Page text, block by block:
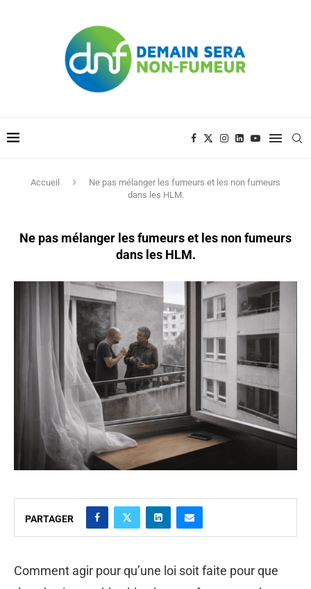
Accueil
Ne pas mélanger les fumeurs et les non fumeurs
dans les HLM.
Ne pas mélanger les fumeurs et les non fumeurs
dans les HLM.
PARTAGER
Comment agir pour qu’une loi soit faite pour que